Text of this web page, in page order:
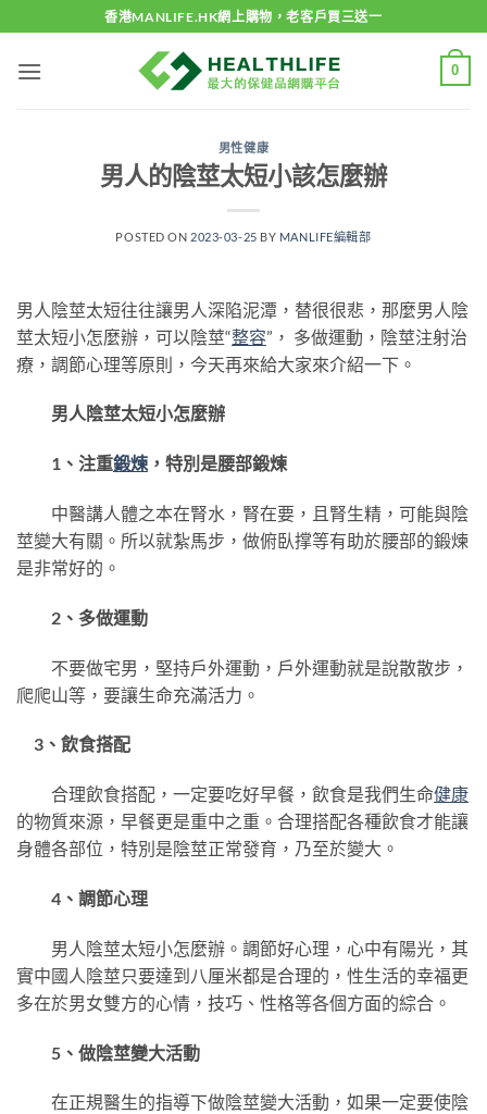
to
content
香港MANLIFE.HK網上購物，老客戶買三送一
0
男性健康
男人的陰莖太短小該怎麼辦
POSTED ON 2023-03-25 BY MANLIFE編輯部
男人陰莖太短往往讓男人深陷泥潭，替很很悲，那麼男人陰
莖太短小怎麼辦，可以陰莖“整容”， 多做運動，陰莖注射治
療，調節心理等原則，今天再來給大家來介紹一下。
男人陰莖太短小怎麼辦
1、注重鍛煉 ，特別是腰部鍛煉
中醫講人體之本在腎水，腎在要，且腎生精，可能與陰
莖變大有關。所以就紮馬步，做俯臥撑等有助於腰部的鍛煉
是非常好的。
2、多做運動
不要做宅男，堅持戶外運動，戶外運動就是說散散步，
爬爬山等，要讓生命充滿活力。
3、飲食搭配
合理飲食搭配，一定要吃好早餐，飲食是我們生命健康
的物質來源，早餐更是重中之重。合理搭配各種飲食才能讓
身體各部位，特別是陰莖正常發育，乃至於變大。
4、調節心理
男人陰莖太短小怎麼辦。調節好心理，心中有陽光，其
實中國人陰莖只要達到八厘米都是合理的，性生活的幸福更
多在於男女雙方的心情，技巧、性格等各個方面的綜合。
5、做陰莖變大活動
在正規醫生的指導下做陰莖變大活動，如果一定要使陰